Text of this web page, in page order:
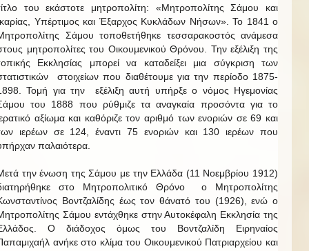
του εκάστοτε μητροπολίτη: «Μητροπολίτης Σάμου και
Υπέρτιμος και Έξαρχος Κυκλάδων Νήσων». Το 1841 ο
Σάμου τοποθετήθηκε τεσσαρακοστός ανάμεσα
μητροπολίτες του Οικουμενικού Θρόνου. Την εξέλιξη της
Εκκλησίας μπορεί να καταδείξει μια σύγκριση των
στοιχείων που διαθέτουμε για την περίοδο 1875-
Τομή για την εξέλιξη αυτή υπήρξε ο νόμος Ηγεμονίας
του 1888 που ρύθμιζε τα αναγκαία προσόντα για το
αξίωμα και καθόριζε τον αριθμό των ενοριών σε 69 και
ιερέων σε 124, έναντι 75 ενοριών και 130 ιερέων που
παλαιότερα.
την ένωση της Σάμου με την Ελλάδα (11 Νοεμβρίου 1912)
στο Μητροπολιτικό Θρόνο ο Μητροπολίτης
Βοντζαλίδης έως τον θάνατό του (1926), ενώ ο
Σάμου εντάχθηκε στην Αυτοκέφαλη Εκκλησία της
Ο διάδοχος όμως του Βοντζαλίδη Ειρηναίος
ανήκε στο κλίμα του Οικουμενικού Πατριαρχείου και